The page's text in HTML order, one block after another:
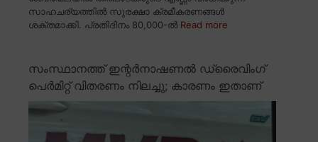
സാഹചര്യത്തിൽ സുരക്ഷാ ക്രമീകരണങ്ങൾ
ശക്തമാക്കി. പ്രതിദിനം 80,000-ൽ Read more
സംസ്ഥാനത്ത് ഇന്റർനാഷണൽ ഡ്രൈവിംഗ്
പെർമിറ്റ് വിതരണം നിലച്ചു; കാരണം ഇതാണ്